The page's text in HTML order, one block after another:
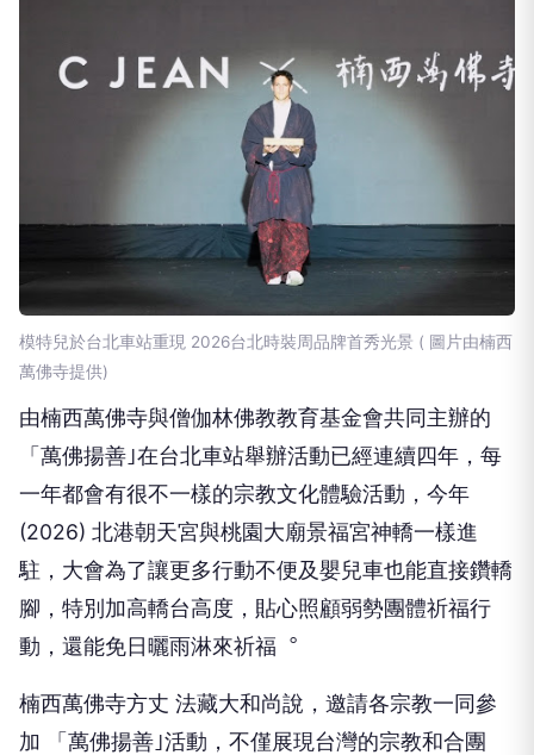
模特兒於台北車站重現 2026台北時裝周品牌首秀光景 ( 圖片由楠西
萬佛寺提供)
由楠西萬佛寺與僧伽林佛教教育基金會共同主辦的
「萬佛揚善｣在台北車站舉辦活動已經連續四年，每
一年都會有很不一樣的宗教文化體驗活動，今年
(2026) 北港朝天宮與桃園大廟景福宮神轎一樣進
駐，大會為了讓更多行動不便及嬰兒車也能直接鑽轎
腳，特別加高轎台高度，貼心照顧弱勢團體祈福行
動，還能免日曬雨淋來祈福︒
楠西萬佛寺方丈 法藏大和尚說，邀請各宗教一同參
加 「萬佛揚善｣活動，不僅展現台灣的宗教和合團